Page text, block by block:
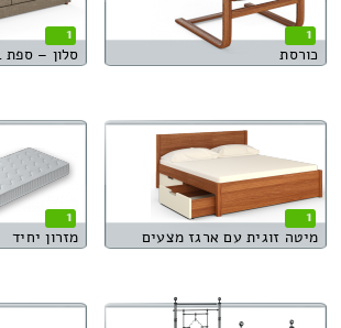
1
כורסת
1
סלון – ספת 4 מושבים
1
מיטה זוגית עם ארגז מצעים
1
מזרון יחיד